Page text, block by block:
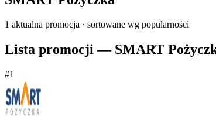
1 aktualna promocja · sortowane wg popularności
Lista promocji — SMART
#1